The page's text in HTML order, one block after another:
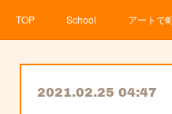
TOP School アートで
2021.02.25 04:47